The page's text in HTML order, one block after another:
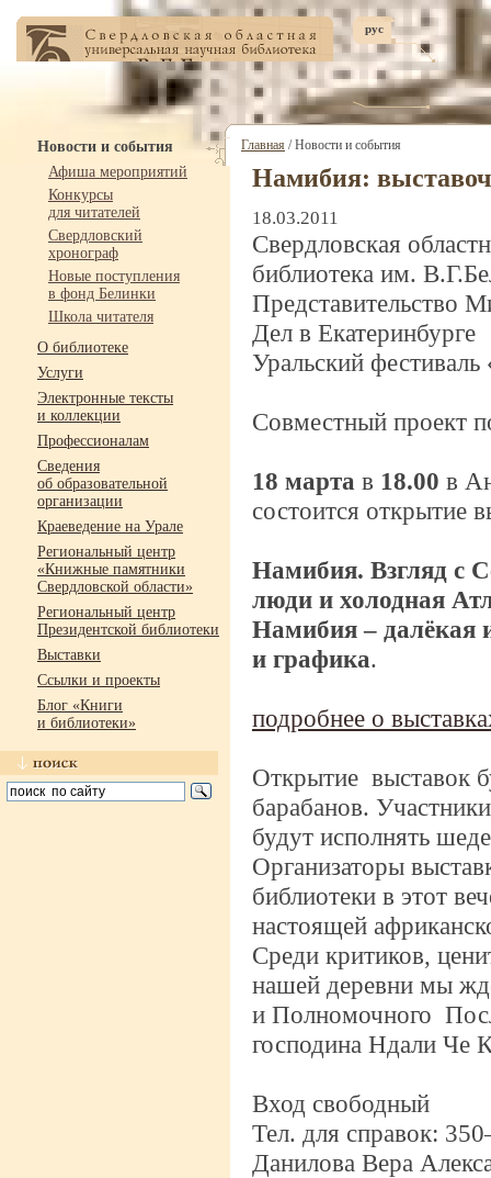
рус
Новости и события
Афиша мероприятий
Конкурсы
для читателей
Свердловский
хронограф
Новые поступления
в фонд Белинки
Школа читателя
О библиотеке
Услуги
Электронные тексты
и коллекции
Профессионалам
Сведения
об образовательной
организации
Краеведение на Урале
Региональный центр
«Книжные памятники
Свердловской области»
Региональный центр
Президентской библиотеки
Выставки
Ссылки и проекты
Блог «Книги
и библиотеки»
Главная / Новости и события
Намибия:
18.03.2011
Свердловская
библиотека им.
Представительство
Дел в Екатеринбурге
Уральский
Совместный проект
18 марта в 18.00 в
состоится открытие
Намибия. Взгляд с
люди и холодная
Намибия – далёкая
и графика.
подробнее о
Открытие выставок
барабанов.
будут исполнять
Организаторы
библиотеки в этот
настоящей
Среди критиков,
нашей деревни мы
и Полномочного
господина Ндали Че
Вход свободный
Тел. для справок:
Данилова Вера